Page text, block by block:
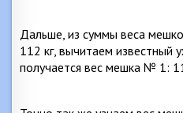
Дальше, из суммы веса
112 кг, вычитаем
получается вес мешка № 1: